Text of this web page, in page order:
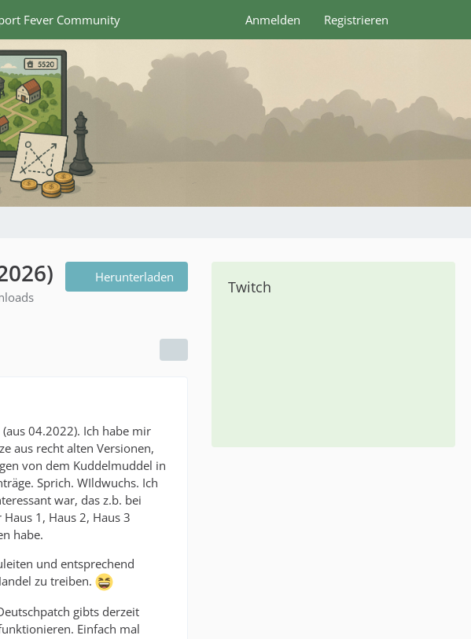
Fever Community Anmelden Registrieren
Herunterladen
04.2022). Ich habe mir
aus recht alten Versionen,
von dem Kuddelmuddel in
Sprich. WIldwuchs. Ich
war, das z.b. bei
1, Haus 2, Haus 3
habe.
und entsprechend
zu treiben.
gibts derzeit
Einfach mal
Twitch